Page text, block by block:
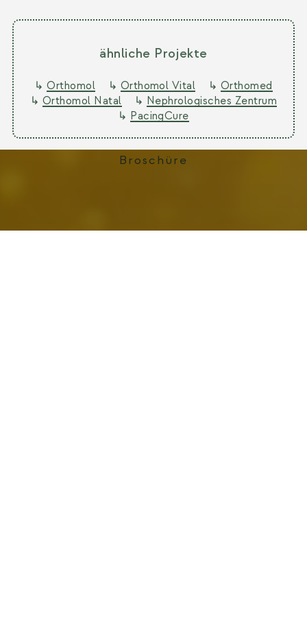
ähnliche Projekte
↳Orthomol ↳ Orthomol Vital ↳ Orthomed
↳ Orthomol Natal ↳ Nephrologisches Zentrum
↳ PacingCure
Broschüre